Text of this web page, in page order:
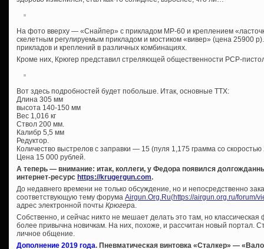
На фото вверху — «Снайпер» с прикладом МР-60 и креплением
скелетным регулируемым прикладом и мостиком «вивер» (цена 25900
прикладов и креплений в различных комбинациях.
Кроме них, Крюгер представил стреляющей общественности PCP-
Вот здесь подробностей будет побольше. Итак, основные ТТХ:
Длина 305 мм
высота 140-150 мм
Вес 1,016 кг
Ствол 200 мм.
Калибр 5,5 мм
Редуктор.
Количество выстрелов с заправки — 15 (пуля 1,175 грамма со скоростью
Цена 15 000 рублей.
А теперь — внимание: итак, коллеги, у Федора появился
интернет-ресурс https://krugergun.com.
До недавнего времени не только обсуждение, но и непосредственно
соответствующую тему форума Airgun.Org.Ru(https://airgun.org.ru/forum/
адрес электронной почты Крюгера.
Собственно, и сейчас никто не мешает делать это там, но
более привычна новичкам. На них, похоже, и рассчитан новый портал.
личное общение.
Дополнение 2019 года. Пневматическая винтовка «Сталкер» —